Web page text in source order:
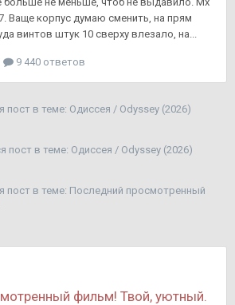
Ваще корпус думаю сменить, на прям
винтов штук 10 сверху влезало, на...
9 440 ответов
пост в теме: Одиссея / Odyssey (2026)
пост в теме: Одиссея / Odyssey (2026)
пост в теме: Последний просмотренный
фильм! Твой, уютный.